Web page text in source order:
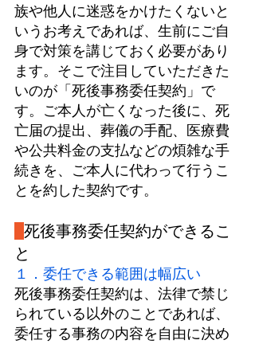
族や他人に迷惑をかけたくないと
いうお考えであれば、生前にご自
身で対策を講じておく必要があり
ます。そこで注目していただきた
いのが「死後事務委任契約」で
す。ご本人が亡くなった後に、死
亡届の提出、葬儀の手配、医療費
や公共料金の支払などの煩雑な手
続きを、ご本人に代わって行うこ
とを約した契約です。
死後事務委任契約ができるこ
と
１．委任できる範囲は幅広い
死後事務委任契約は、法律で禁じ
られている以外のことであれば、
委任する事務の内容を自由に決め